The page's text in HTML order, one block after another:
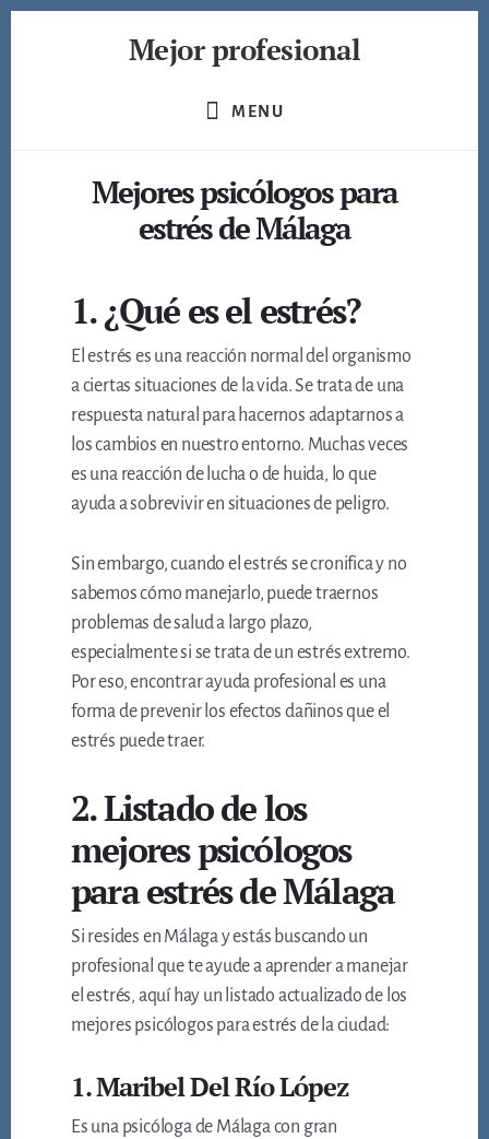
Mejor profesional
profesionales
MENU
Mejores psicólogos para
estrés de Málaga
1. ¿Qué es el estrés?
El estrés es una reacción normal del organismo
a ciertas situaciones de la vida. Se trata de una
respuesta natural para hacernos adaptarnos a
los cambios en nuestro entorno. Muchas veces
es una reacción de lucha o de huida, lo que
ayuda a sobrevivir en situaciones de peligro.
Sin embargo, cuando el estrés se cronifica y no
sabemos cómo manejarlo, puede traernos
problemas de salud a largo plazo,
especialmente si se trata de un estrés extremo.
Por eso, encontrar ayuda profesional es una
forma de prevenir los efectos dañinos que el
estrés puede traer.
2. Listado de los
mejores psicólogos
para estrés de Málaga
Si resides en Málaga y estás buscando un
profesional que te ayude a aprender a manejar
el estrés, aquí hay un listado actualizado de los
mejores psicólogos para estrés de la ciudad:
1. Maribel Del Río López
Es una psicóloga de Málaga con gran